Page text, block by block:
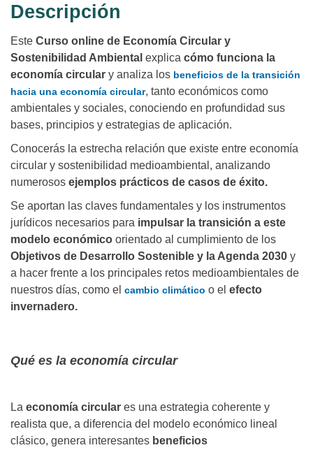
Descripción
Este Curso online de Economía Circular y
Sostenibilidad Ambiental explica cómo funciona la
economía circular y analiza los beneficios de la transición
hacia una economía circular, tanto económicos como
ambientales y sociales, conociendo en profundidad sus
bases, principios y estrategias de aplicación.
Conocerás la estrecha relación que existe entre economía
circular y sostenibilidad medioambiental, analizando
numerosos ejemplos prácticos de casos de éxito.
Se aportan las claves fundamentales y los instrumentos
jurídicos necesarios para impulsar la transición a este
modelo económico orientado al cumplimiento de los
Objetivos de Desarrollo Sostenible y la Agenda 2030 y
a hacer frente a los principales retos medioambientales de
nuestros días, como el cambio climático o el efecto
invernadero.
Qué es la economía circular
La economía circular es una estrategia coherente y
realista que, a diferencia del modelo económico lineal
clásico, genera interesantes beneficios